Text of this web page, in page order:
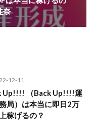
奈
12-11
Up!!!! （Back Up!!!!運
局）は本当に即日2万
稼げるの？